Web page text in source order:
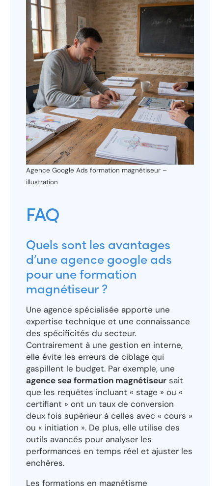
Agence Google Ads formation magnétiseur –
illustration
FAQ
Quels sont les avantages
d’une agence google ads
pour une formation
magnétiseur ?
Une agence spécialisée apporte une
expertise technique et une connaissance
des spécificités du secteur.
Contrairement à une gestion en interne,
elle évite les erreurs de ciblage qui
gaspillent le budget. Par exemple, une
agence sea formation magnétiseur sait
que les requêtes incluant « stage » ou «
certifiant » ont un taux de conversion
deux fois supérieur à celles avec « cours »
ou « initiation ». De plus, elle utilise des
outils avancés pour analyser les
performances en temps réel et ajuster les
enchères.
Les formations en magnétisme